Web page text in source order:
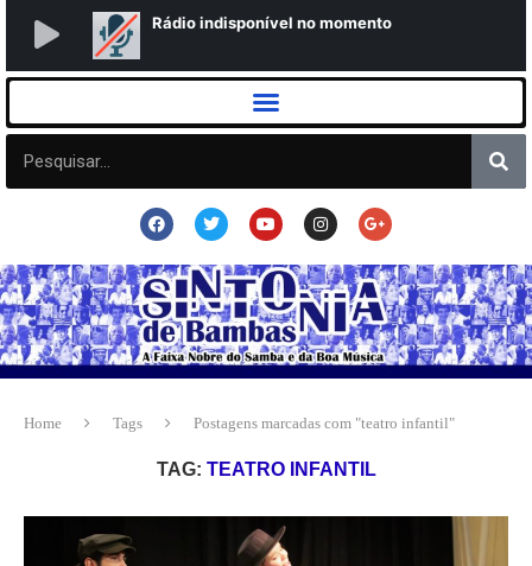
Home Tags Postagens marcadas com "teatro infantil"
TAG: TEATRO INFANTIL